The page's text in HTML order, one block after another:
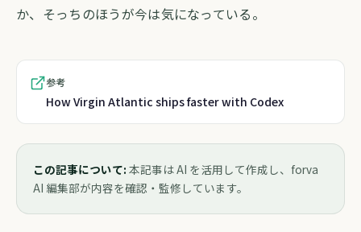
か、そっちのほうが今は気になっている。
参考
How Virgin Atlantic ships faster with Codex
この記事について: 本記事は AI を活用して作成し、forva
AI 編集部が内容を確認・監修しています。